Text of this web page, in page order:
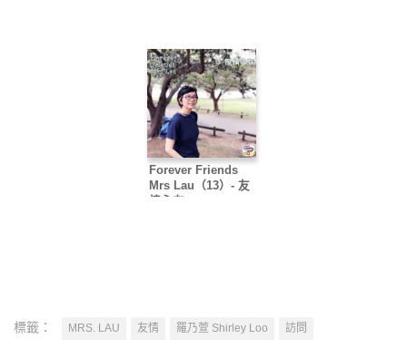
Forever Friends
Mrs Lau（13）- 友
情永在
標籤： MRS. LAU 友情 羅乃萱 Shirley Loo 訪問